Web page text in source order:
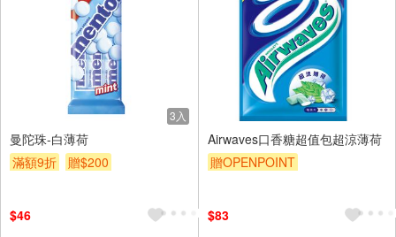
3入
曼陀珠-白薄荷
滿額9折
贈$200
$46
Airwaves口香糖超值包超涼薄荷
贈OPENPOINT
$83